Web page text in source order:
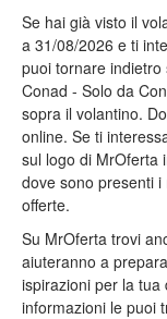
Se hai già visto il
a 31/08/2026 e ti
puoi tornare indietro
Conad - Solo da
sopra il volantino.
online. Se ti
sul logo di MrOferta
dove sono presenti
offerte.
Su MrOferta trovi
aiuteranno a
ispirazioni per la
informazioni le puoi